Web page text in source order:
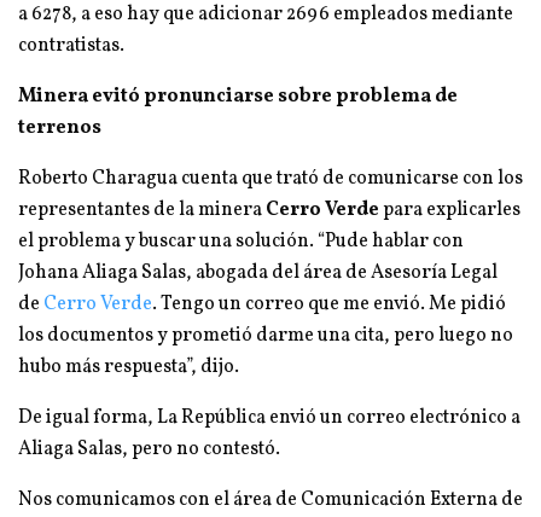
a 6278, a eso hay que adicionar 2696 empleados mediante
contratistas.
Minera evitó pronunciarse sobre problema de
terrenos
Roberto Charagua cuenta que trató de comunicarse con los
representantes de la mineraCerro Verdepara explicarles
el problema y buscar una solución. “Pude hablar con
Johana Aliaga Salas, abogada del área de Asesoría Legal
de Cerro Verde. Tengo un correo que me envió. Me pidió
los documentos y prometió darme una cita, pero luego no
hubo más respuesta”, dijo.
De igual forma, La República envió un correo electrónico a
Aliaga Salas, pero no contestó.
Nos comunicamos con el área de Comunicación Externa de